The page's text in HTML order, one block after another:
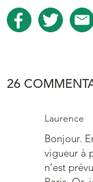
26
Laurence
Bonjour.
vigueur à
n’est